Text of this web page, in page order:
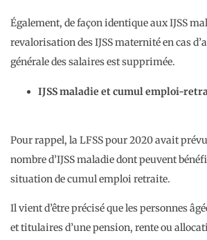
Également, de façon identique aux IJSS
revalorisation des IJSS maternité en cas
générale des salaires est supprimée.
IJSS maladie et cumul emploi-
Pour rappel, la LFSS pour 2020 avait
nombre d’IJSS maladie dont peuvent
situation de cumul emploi retraite.
Il vient d’être précisé que les personnes
et titulaires d’une pension, rente ou